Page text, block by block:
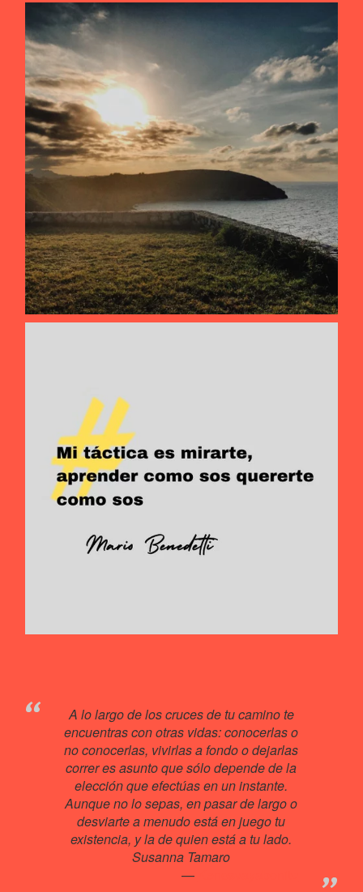
A lo largo de los cruces de tu camino te
encuentras con otras vidas: conocerlas o
no conocerlas, vivirlas a fondo o dejarlas
correr es asunto que sólo depende de la
elección que efectúas en un instante.
Aunque no lo sepas, en pasar de largo o
desviarte a menudo está en juego tu
existencia, y la de quien está a tu lado.
Susanna Tamaro